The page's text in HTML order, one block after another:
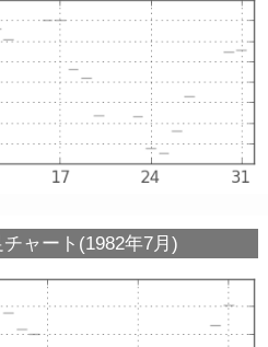
ャート(1982年7月)